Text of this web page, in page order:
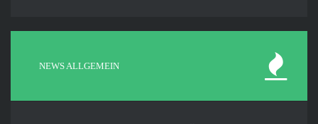
NEWS ALLGEMEIN